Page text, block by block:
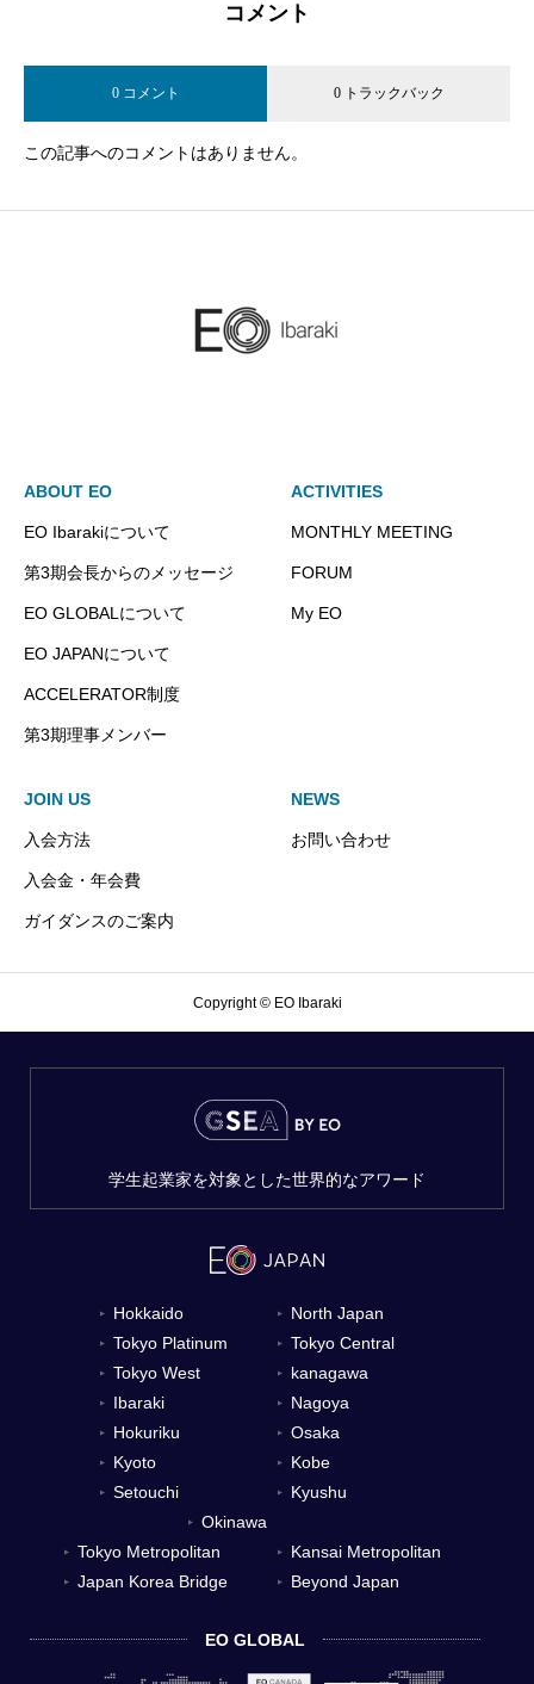
コメント
0 コメント 0 トラックバック
この記事へのコメントはありません。
ABOUT EO
EO Ibarakiについて
第3期会長からのメッセージ
EO GLOBALについて
EO JAPANについて
ACCELERATOR制度
第3期理事メンバー
ACTIVITIES
MONTHLY MEETING
FORUM
My EO
JOIN US
入会方法
入会金・年会費
ガイダンスのご案内
NEWS
お問い合わせ
Copyright © EO Ibaraki
▼ Hokkaido ▼ North Japan
▼ Tokyo Platinum ▼ Tokyo Central
▼ Tokyo West ▼ kanagawa
▼ Ibaraki ▼ Nagoya
▼ Hokuriku ▼ Osaka
▼ Kyoto ▼ Kobe
▼ Setouchi ▼ Kyushu
▼ Okinawa
▼ Tokyo Metropolitan ▼ Kansai Metropolitan
▼ Japan Korea Bridge ▼ Beyond Japan
EO GLOBAL
学生起業家を対象とした世界的なアワード